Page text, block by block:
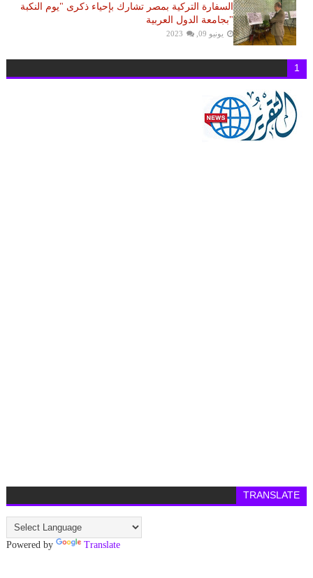
السفارة التركية بمصر تشارك بإحياء ذكرى "يوم النكبة
"بجامعة الدول العربية
يونيو 09, 2023
1
TRANSLATE
Powered by Translate